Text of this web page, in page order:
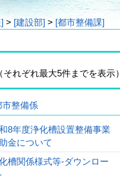
> [建設部] > [都市整備課]
れぞれ最大5件までを表示）
市整備係
8年度浄化槽設置整備事業
金について
槽関係様式等-ダウンロー